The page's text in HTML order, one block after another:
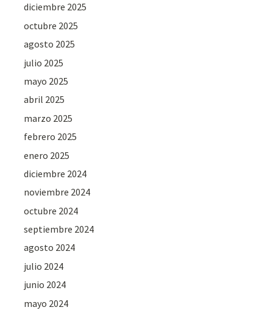
diciembre 2025
octubre 2025
agosto 2025
julio 2025
mayo 2025
abril 2025
marzo 2025
febrero 2025
enero 2025
diciembre 2024
noviembre 2024
octubre 2024
septiembre 2024
agosto 2024
julio 2024
junio 2024
mayo 2024